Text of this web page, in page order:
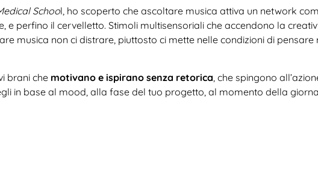
School, ho scoperto che ascoltare musica attiva un network
e perfino il cervelletto. Stimoli multisensoriali che accendono la
musica non ci distrare, piuttosto ci mette nelle condizioni di
brani che motivano e ispirano senza retorica , che spingono
in base al mood, alla fase del tuo progetto, al momento della